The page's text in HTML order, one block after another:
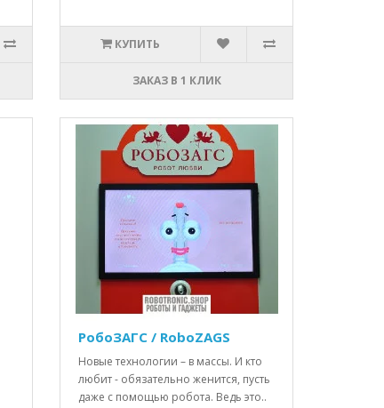
КУПИТЬ
ЗАКАЗ В 1 КЛИК
РобоЗАГС / RoboZAGS
Новые технологии – в массы. И кто
любит - обязательно женится, пусть
даже с помощью робота. Ведь это..